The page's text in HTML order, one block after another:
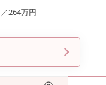
／264万円